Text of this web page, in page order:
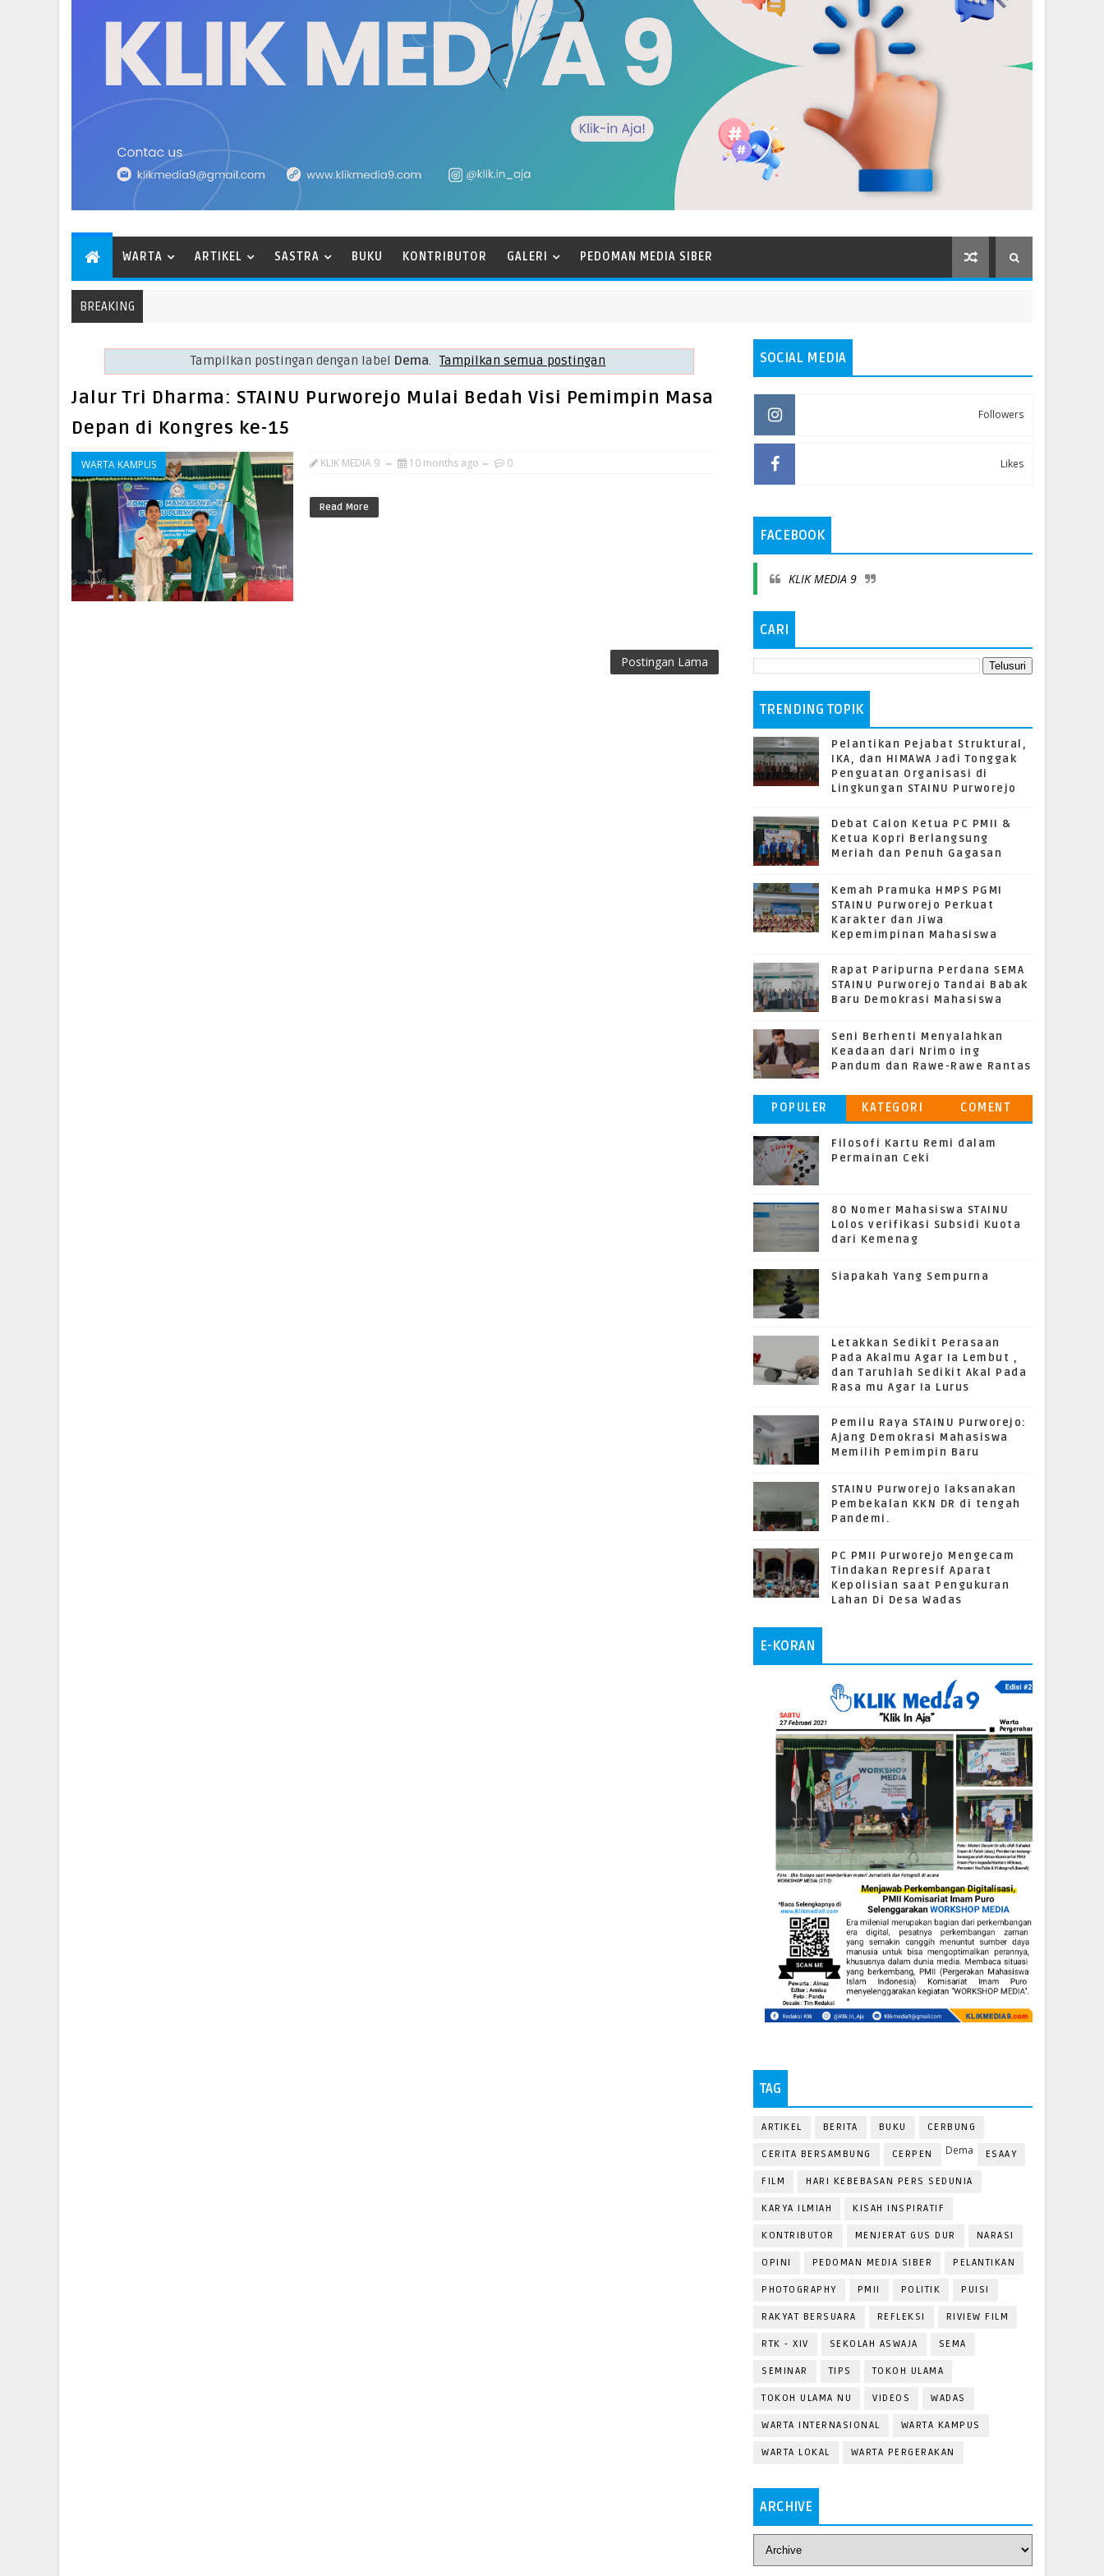
WARTA ARTIKEL SASTRA BUKU KONTRIBUTOR GALERI PEDOMAN MEDIA SIBER
BREAKING
Tampilkan postingan dengan label Dema. Tampilkan semua postingan
Jalur Tri Dharma: STAINU Purworejo Mulai Bedah Visi Pemimpin Masa
Depan di Kongres ke-15
WARTA KAMPUS KLIK MEDIA 9 10 months ago 0
Read More
Postingan Lama
SOCIAL MEDIA
Followers
Likes
FACEBOOK
KLIK MEDIA 9
CARI
TRENDING TOPIK
Pelantikan Pejabat Struktural,
IKA, dan HIMAWA Jadi Tonggak
Penguatan Organisasi di
Lingkungan STAINU Purworejo
Debat Calon Ketua PC PMII &
Ketua Kopri Berlangsung
Meriah dan Penuh Gagasan
Kemah Pramuka HMPS PGMI
STAINU Purworejo Perkuat
Karakter dan Jiwa
Kepemimpinan Mahasiswa
Rapat Paripurna Perdana SEMA
STAINU Purworejo Tandai Babak
Baru Demokrasi Mahasiswa
Seni Berhenti Menyalahkan
Keadaan dari Nrimo ing
Pandum dan Rawe-Rawe Rantas
POPULER KATEGORI COMENT
Filosofi Kartu Remi dalam
Permainan Ceki
80 Nomer Mahasiswa STAINU
Lolos verifikasi Subsidi Kuota
dari Kemenag
Siapakah Yang Sempurna
Letakkan Sedikit Perasaan
Pada Akalmu Agar Ia Lembut ,
dan Taruhlah Sedikit Akal Pada
Rasa mu Agar Ia Lurus
Pemilu Raya STAINU Purworejo:
Ajang Demokrasi Mahasiswa
Memilih Pemimpin Baru
STAINU Purworejo laksanakan
Pembekalan KKN DR di tengah
Pandemi.
PC PMII Purworejo Mengecam
Tindakan Represif Aparat
Kepolisian saat Pengukuran
Lahan Di Desa Wadas
E-KORAN
TAG
ARTIKEL BERITA BUKU CERBUNG
CERITA BERSAMBUNG CERPEN Dema ESAAY
FILM HARI KEBEBASAN PERS SEDUNIA
KARYA ILMIAH KISAH INSPIRATIF
KONTRIBUTOR MENJERAT GUS DUR NARASI
OPINI PEDOMAN MEDIA SIBER PELANTIKAN
PHOTOGRAPHY PMII POLITIK PUISI
RAKYAT BERSUARA REFLEKSI RIVIEW FILM
RTK - XIV SEKOLAH ASWAJA SEMA
SEMINAR TIPS TOKOH ULAMA
TOKOH ULAMA NU VIDEOS WADAS
WARTA INTERNASIONAL WARTA KAMPUS
WARTA LOKAL WARTA PERGERAKAN
ARCHIVE